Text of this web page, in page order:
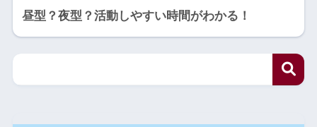
昼型？夜型？活動しやすい時間がわかる！